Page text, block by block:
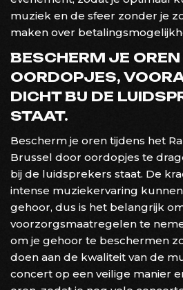
muziek en de sfeer zonder je
maken over
BESCHERM JE
OORDOPJES,
DICHT BIJ DE
STAAT.
Bescherm je oren tijdens het
Brussel door oordopjes te
bij de luidsprekers staat. De
intense muziekervaring
gehoor, dus is het belangrijk
voorzorgsmaatregelen te
om je gehoor te beschermen
doen aan de kwaliteit van de
concert op een veilige manier